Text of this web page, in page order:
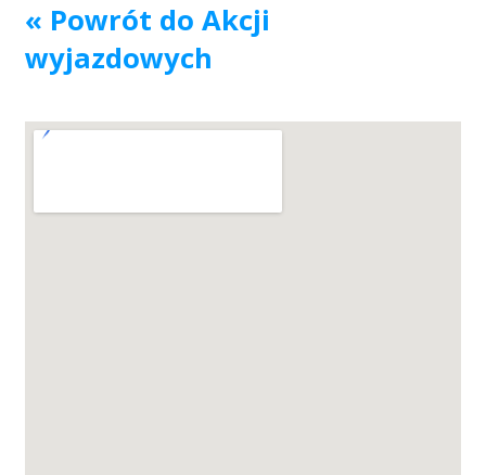
Akcje wyjazdowe
Krwiodawcy
Szpitale
« Powrót do Akcji
wyjazdowych